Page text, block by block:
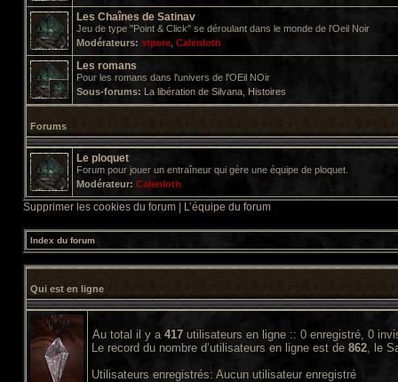
Les Chaînes de Satinav
Jeu de type "Point & Click" se déroulant dans le monde de l'Oeil Noir
Modérateurs: stpere Calenloth
Les romans
Pour les romans dans l'univers de l'OEil NOir
Sous-forums: La libération de Silvana Histoires
Forums
Le ploquet
Forum pour jouer un entraîneur qui gère une équipe de ploquet.
Modérateur: Calenloth
Supprimer les cookies du forum L’équipe du forum
Index du forum
Qui est en ligne
Au total il y a 417 utilisateurs en ligne :: 0 enregistré, 0
Le record du nombre d’utilisateurs en ligne est de 862, le
Utilisateurs enregistrés: Aucun utilisateur enregistré